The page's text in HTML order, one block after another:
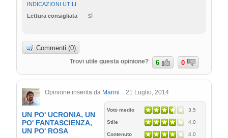
INDICAZIONI UTILI
Lettura consigliata
sì
Commenti (0)
Trovi utile questa opinione? 6 0
Opinione inserita da Marini 21 Luglio, 2014
Voto medio 3.5
Stile 4.0
Contenuto 4.0
UN PO' UCRONIA, UN
PO' FANTASCIENZA,
UN PO' ROSA